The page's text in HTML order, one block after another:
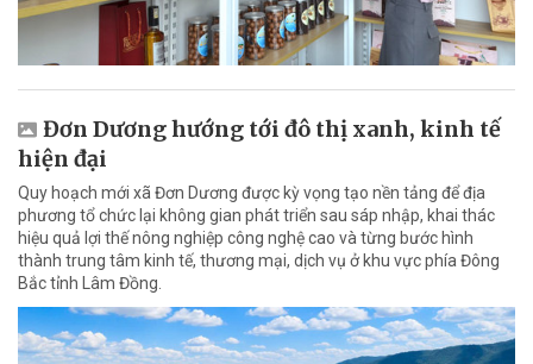
Đơn Dương hướng tới đô thị xanh, kinh tế
hiện đại
Quy hoạch mới xã Đơn Dương được kỳ vọng tạo nền tảng để địa
phương tổ chức lại không gian phát triển sau sáp nhập, khai thác
hiệu quả lợi thế nông nghiệp công nghệ cao và từng bước hình
thành trung tâm kinh tế, thương mại, dịch vụ ở khu vực phía Đông
Bắc tỉnh Lâm Đồng.